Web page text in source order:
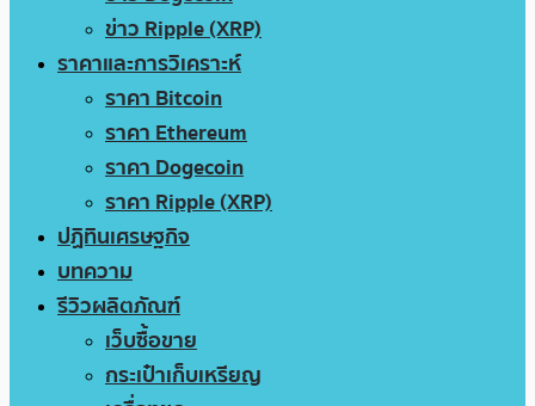
ข่าว Ripple (XRP)
ราคาและการวิเคราะห์
ราคา Bitcoin
ราคา Ethereum
ราคา Dogecoin
ราคา Ripple (XRP)
ปฏิทินเศรษฐกิจ
บทความ
รีวิวผลิตภัณฑ์
เว็บซื้อขาย
กระเป๋าเก็บเหรียญ